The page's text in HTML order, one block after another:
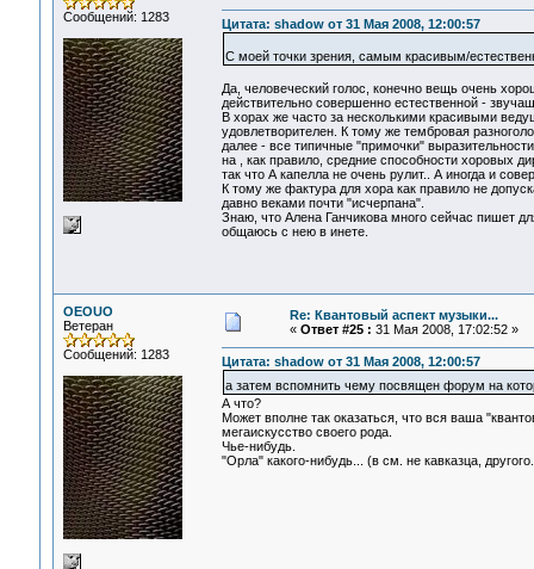
Сообщений: 1283
Цитата: shadow от 31 Мая 2008, 12:00:57
С моей точки зрения, самым красивым/
Да, человеческий голос, конечно вещь очень
действительно совершенно естественной -
В хорах же часто за несколькими красивыми
удовлетворителен. К тому же тембровая
далее - все типичные "примочки"
на , как правило, средние способности хоровых
так что А капелла не очень рулит.. А иногда и
К тому же фактура для хора как правило не
давно веками почти "исчерпана".
Знаю, что Алена Ганчикова много сейчас пишет
общаюсь с нею в инете.
OEOUO
Ветеран
Сообщений: 1283
Re: Квантовый аспект музыки...
« Ответ #25 : 31 Мая 2008, 17:02:52 »
Цитата: shadow от 31 Мая 2008, 12:00:57
а затем вспомнить чему посвящен форум на
А что?
Может вполне так оказаться, что вся ваша
мегаискусство своего рода.
Чье-нибудь.
"Орла" какого-нибудь... (в см. не кавказца,